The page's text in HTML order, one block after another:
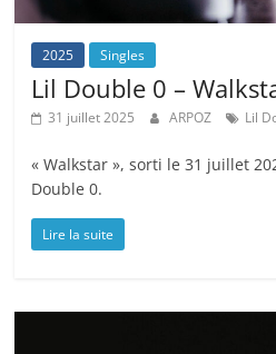
2025 Singles
Lil Double 0 –
31 juillet 2025 ARPOZ Lil
« Walkstar », sorti le 31 juillet
Double 0.
Lire la suite